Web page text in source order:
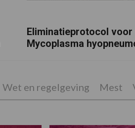
Eliminatieprotocol voor
Mycoplasma
Wet en regelgeving Mest